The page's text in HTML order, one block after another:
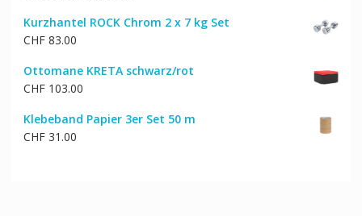
war:
ist:
Kurzhantel ROCK Chrom 2 x 7 kg Set
CHF83.00
Ottomane KRETA schwarz/rot
CHF103.00
Klebeband Papier 3er Set 50 m
CHF31.00